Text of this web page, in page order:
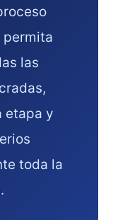
permita
las
etapa y
toda la